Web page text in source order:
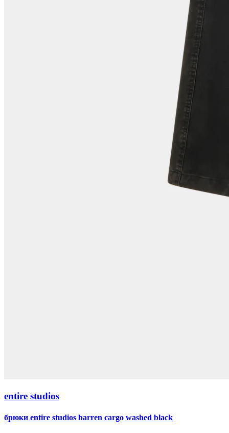
entire studios
брюки entire studios barren cargo washed black